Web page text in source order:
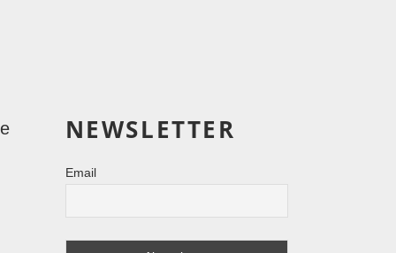
NEWSLETTER
Email